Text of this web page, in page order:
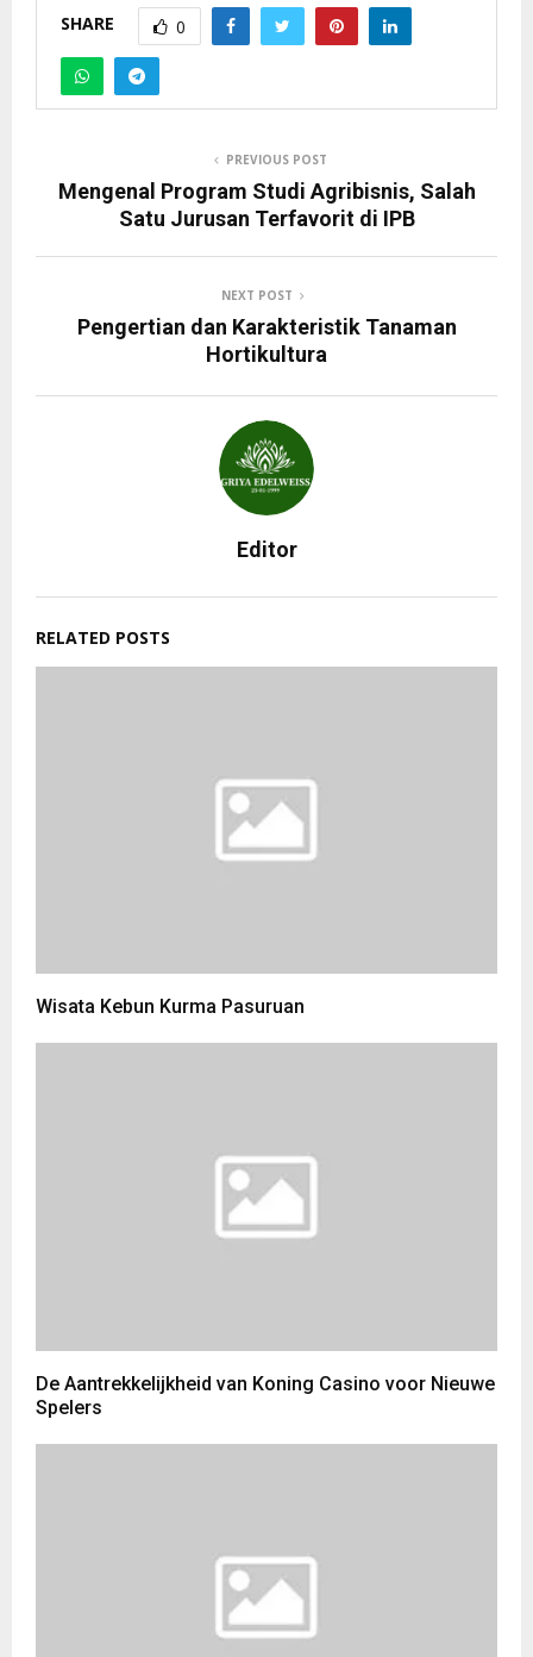
SHARE 0
PREVIOUS POST
Mengenal Program Studi Agribisnis, Salah
Satu Jurusan Terfavorit di IPB
NEXT POST
Pengertian dan Karakteristik Tanaman
Hortikultura
Editor
RELATED POSTS
Wisata Kebun Kurma Pasuruan
De Aantrekkelijkheid van Koning Casino voor Nieuwe
Spelers